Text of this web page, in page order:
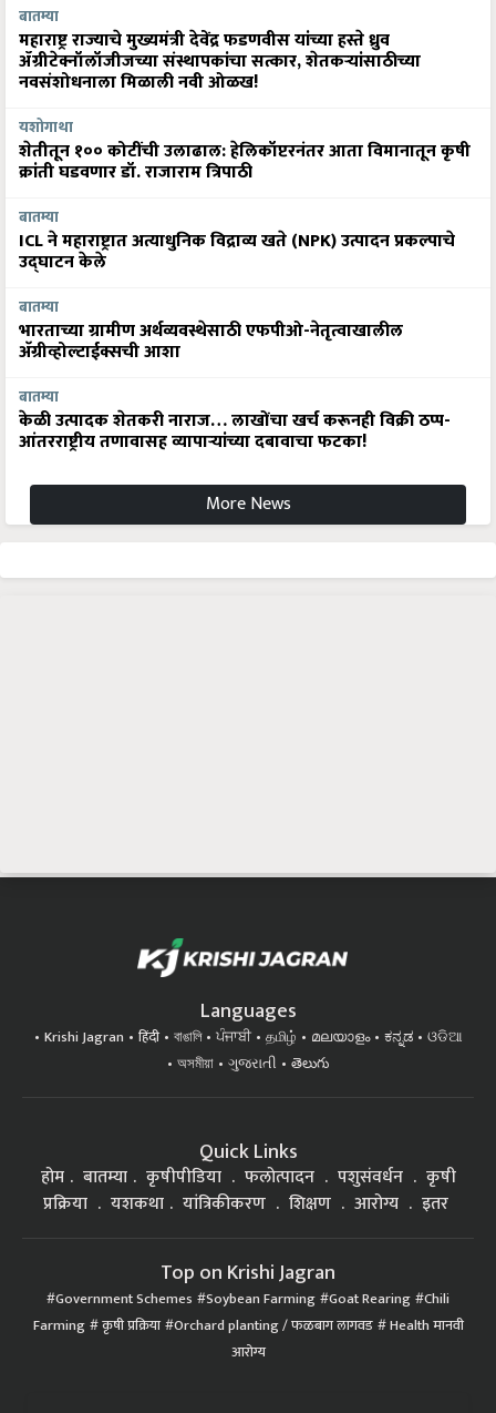
बातम्या
महाराष्ट्र राज्याचे मुख्यमंत्री देवेंद्र फडणवीस यांच्या हस्ते ध्रुव
ॲग्रीटेक्नॉलॉजीजच्या संस्थापकांचा सत्कार, शेतकऱ्यांसाठीच्या
नवसंशोधनाला मिळाली नवी ओळख!
यशोगाथा
शेतीतून १०० कोटींची उलाढाल: हेलिकॉप्टरनंतर आता विमानातून कृषी
क्रांती घडवणार डॉ. राजाराम त्रिपाठी
बातम्या
ICL ने महाराष्ट्रात अत्याधुनिक विद्राव्य खते (NPK) उत्पादन प्रकल्पाचे
उद्घाटन केले
बातम्या
भारताच्या ग्रामीण अर्थव्यवस्थेसाठी एफपीओ-नेतृत्वाखालील
अ‍ॅग्रीव्होल्टाईक्सची आशा
बातम्या
केळी उत्पादक शेतकरी नाराज… लाखोंचा खर्च करूनही विक्री ठप्प-
आंतरराष्ट्रीय तणावासह व्यापाऱ्यांच्या दबावाचा फटका!
More News
Languages
Krishi Jagran हिंदी বাঙালি ਪੰਜਾਬੀ தமிழ் മലയാളം ಕನ್ನಡ
ଓଡିଆ
অসমীয়া
ગુજરાતી తెలుగు
Quick Links
होम बातम्या कृषीपीडिया फलोत्पादन पशुसंवर्धन
कृषी
प्रक्रिया
यशकथा यांत्रिकीकरण शिक्षण आरोग्य इतर
Top on Krishi Jagran
Government Schemes Soybean Farming Goat Rearing Chili
Farming कृषी प्रक्रिया Orchard planting / फळबाग लागवड Health मानवी
आरोग्य